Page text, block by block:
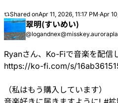
Shared onApr 11, 2026, 11:17 PM·Apr
翠明(すいめい)
Ryanさん、Ko-Fiで音楽を配信
https://ko-fi.com/s/
（私はもう購入しています）